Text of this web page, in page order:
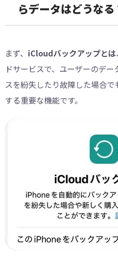
らデータはどうなる
まず、 iCloudバックアップとは
ドサービスで、ユーザーのデ
スを紛失したり故障した場合
する重要な機能です。